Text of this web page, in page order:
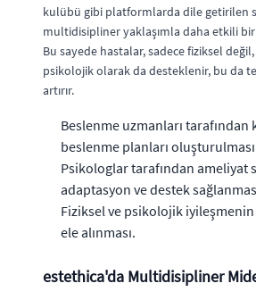
kulübü gibi platformlarda dile getirilen
multidisipliner yaklaşımla daha etkili
Bu sayede hastalar, sadece fiziksel
psikolojik olarak da desteklenir, bu da
artırır.
Beslenme uzmanları tarafından
beslenme planları
Psikologlar tarafından ameliyat
adaptasyon ve destek
Fiziksel ve psikolojik
ele alınması.
estethica'da Multidisipliner